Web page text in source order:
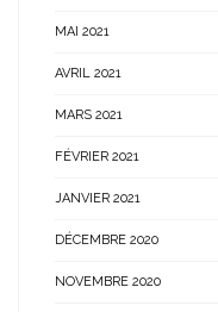
MAI 2021
AVRIL 2021
MARS 2021
FÉVRIER 2021
JANVIER 2021
DÉCEMBRE 2020
NOVEMBRE 2020